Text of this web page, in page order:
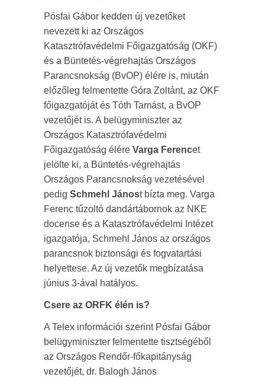
Pósfai Gábor kedden új vezetőket
nevezett ki az Országos
Katasztrófavédelmi Főigazgatóság (OKF)
és a Büntetés-végrehajtás Országos
Parancsnokság (BvOP) élére is, miután
előzőleg felmentette Góra Zoltánt, az OKF
főigazgatóját és Tóth Tamást, a BvOP
vezetőjét is. A belügyminiszter az
Országos Katasztrófavédelmi
Főigazgatóság élére Varga Ferencet
jelölte ki, a Büntetés-végrehajtás
Országos Parancsnokság vezetésével
pedig Schmehl Jánost bízta meg. Varga
Ferenc tűzoltó dandártábornok az NKE
docense és a Katasztrófavédelmi Intézet
igazgatója, Schmehl János az országos
parancsnok biztonsági és fogvatartási
helyettese. Az új vezetők megbízatása
június 3-ával hatályos.
Csere az ORFK élén is?
A Telex információi szerint Pósfai Gábor
belügyminiszter felmentette tisztségéből
az Országos Rendőr-főkapitányság
vezetőjét, dr. Balogh János